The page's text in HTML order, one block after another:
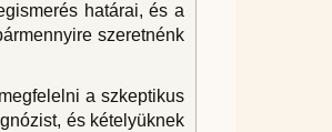
határai, és a
szeretnénk
a szkeptikus
és kételyüknek